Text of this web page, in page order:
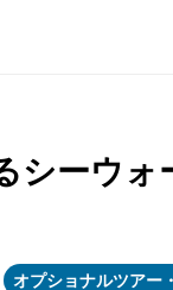
シーウォ
オプショナルツアー